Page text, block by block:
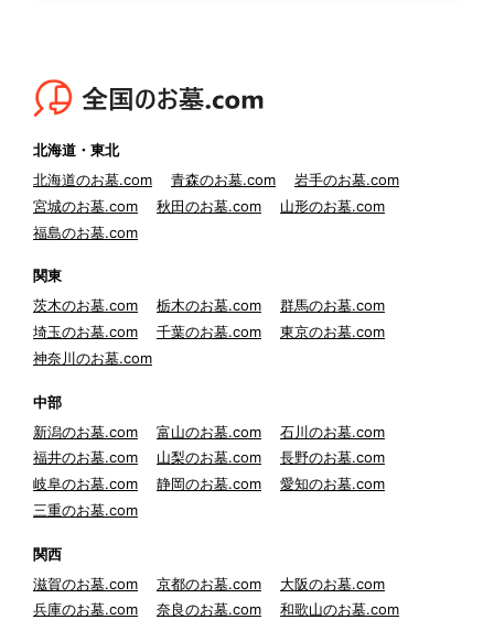
北海道・東北
北海道のお墓.com
青森のお墓.com
岩手のお墓.com
宮城のお墓.com
秋田のお墓.com
山形のお墓.com
福島のお墓.com
関東
茨木のお墓.com
栃木のお墓.com
群馬のお墓.com
埼玉のお墓.com
千葉のお墓.com
東京のお墓.com
神奈川のお墓.com
中部
新潟のお墓.com
富山のお墓.com
石川のお墓.com
福井のお墓.com
山梨のお墓.com
長野のお墓.com
岐阜のお墓.com
静岡のお墓.com
愛知のお墓.com
三重のお墓.com
関西
滋賀のお墓.com
京都のお墓.com
大阪のお墓.com
兵庫のお墓.com
奈良のお墓.com 和歌山のお墓.com